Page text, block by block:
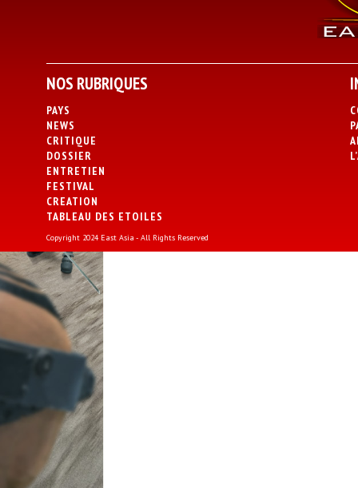
NOS RUBRIQUES
PAYS
NEWS
CRITIQUE
DOSSIER
ENTRETIEN
FESTIVAL
CREATION
TABLEAU DES ETOILES
Copyright 2024 East Asia - All Rights Reserved